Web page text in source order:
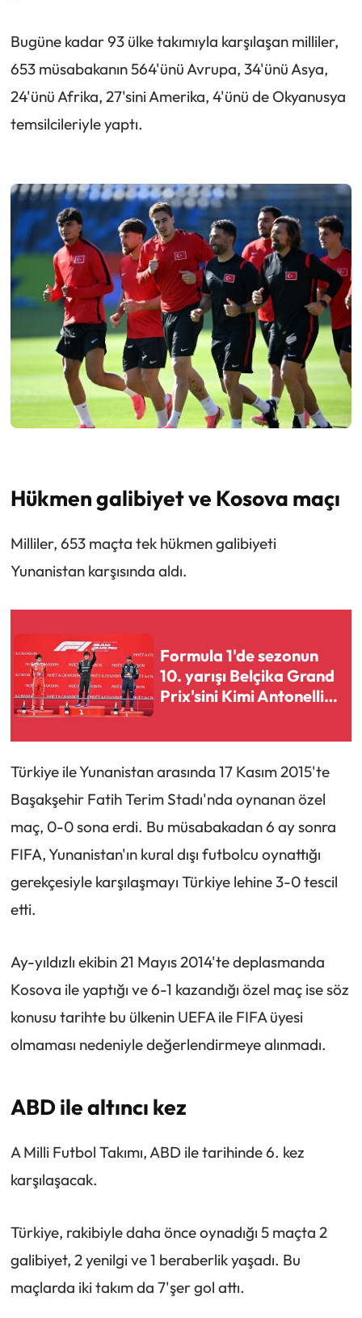
Bugüne kadar 93 ülke takımıyla karşılaşan milliler,
653 müsabakanın 564'ünü Avrupa, 34'ünü Asya,
24'ünü Afrika, 27'sini Amerika, 4'ünü de Okyanusya
temsilcileriyle yaptı.
Hükmen galibiyet ve Kosova maçı
Milliler, 653 maçta tek hükmen galibiyeti
Yunanistan karşısında aldı.
Formula 1'de sezonun
10. yarışı Belçika Grand
Prix'sini Kimi Antonelli
Türkiye ile Yunanistan arasında 17 Kasım 2015'te
Başakşehir Fatih Terim Stadı'nda oynanan özel
maç, 0-0 sona erdi. Bu müsabakadan 6 ay sonra
FIFA, Yunanistan'ın kural dışı futbolcu oynattığı
gerekçesiyle karşılaşmayı Türkiye lehine 3-0 tescil
etti.
Ay-yıldızlı ekibin 21 Mayıs 2014'te deplasmanda
Kosova ile yaptığı ve 6-1 kazandığı özel maç ise söz
konusu tarihte bu ülkenin UEFA ile FIFA üyesi
olmaması nedeniyle değerlendirmeye alınmadı.​​​​​​
ABD ile altıncı kez
A Milli Futbol Takımı, ABD ile tarihinde 6. kez
karşılaşacak.
Türkiye, rakibiyle daha önce oynadığı 5 maçta 2
galibiyet, 2 yenilgi ve 1 beraberlik yaşadı. Bu
maçlarda iki takım da 7'şer gol attı.